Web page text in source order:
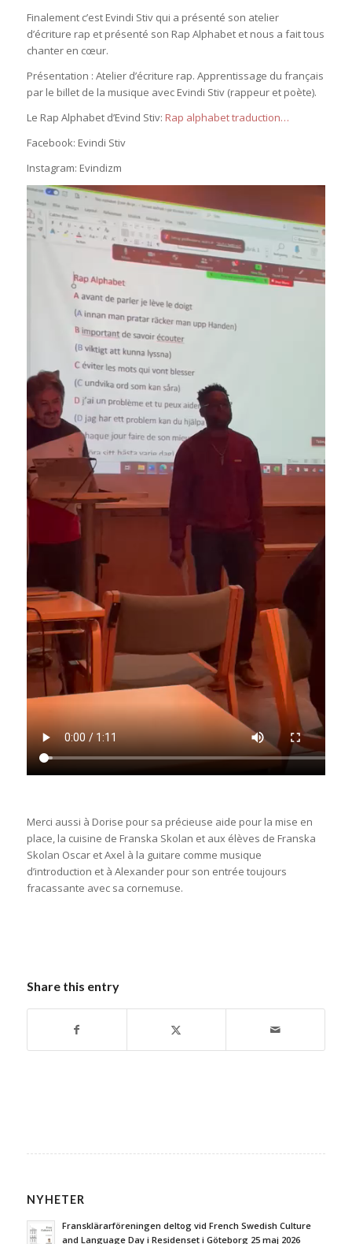
Finalement c’est Evindi Stiv qui a présenté son atelier
d’écriture rap et présenté son Rap Alphabet et nous a fait tous
chanter en cœur.
Présentation : Atelier d’écriture rap. Apprentissage du français
par le billet de la musique avec Evindi Stiv (rappeur et poète).
Le Rap Alphabet d’Evind Stiv: Rap alphabet traduction…
Facebook: Evindi Stiv
Instagram: Evindizm
Merci aussi à Dorise pour sa précieuse aide pour la mise en
place, la cuisine de Franska Skolan et aux élèves de Franska
Skolan Oscar et Axel à la guitare comme musique
d’introduction et à Alexander pour son entrée toujours
fracassante avec sa cornemuse.
Share this entry
NYHETER
Fransklärarföreningen deltog vid French Swedish Culture
and Language Day i Residenset i Göteborg 25 maj 2026